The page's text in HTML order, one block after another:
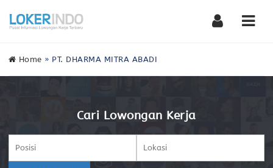
Home » PT. DHARMA MITRA ABADI
Cari Lowongan Kerja